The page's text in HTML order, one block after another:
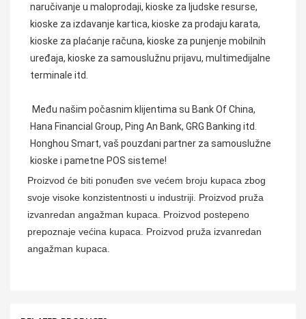
naručivanje u maloprodaji, kioske za ljudske resurse,
kioske za izdavanje kartica, kioske za prodaju karata,
kioske za plaćanje računa, kioske za punjenje mobilnih
uređaja, kioske za samouslužnu prijavu, multimedijalne
terminale itd.
Hana Financial Group, Ping An Bank, GRG Banking itd.
Honghou Smart, vaš pouzdani partner za samouslužne
kioske i pametne POS sisteme!
Proizvod će biti ponuđen sve većem broju kupaca zbog
svoje visoke konzistentnosti u industriji. Proizvod pruža
izvanredan angažman kupaca. Proizvod postepeno
prepoznaje većina kupaca. Proizvod pruža izvanredan
angažman kupaca.